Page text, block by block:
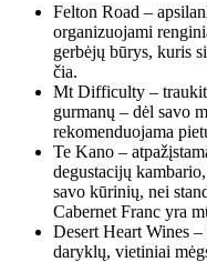
Felton Road –
organizuojami
gerbėjų būrys, kuris
čia.
Mt Difficulty –
gurmanų – dėl savo
rekomenduojama
Te Kano –
degustacijų
savo kūrinių, nei
Cabernet Franc yra
Desert Heart Wines
daryklų, vietiniai